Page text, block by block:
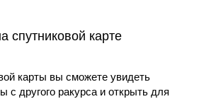
спутниковой карте
карты вы сможете увидеть
с другого ракурса и открыть для